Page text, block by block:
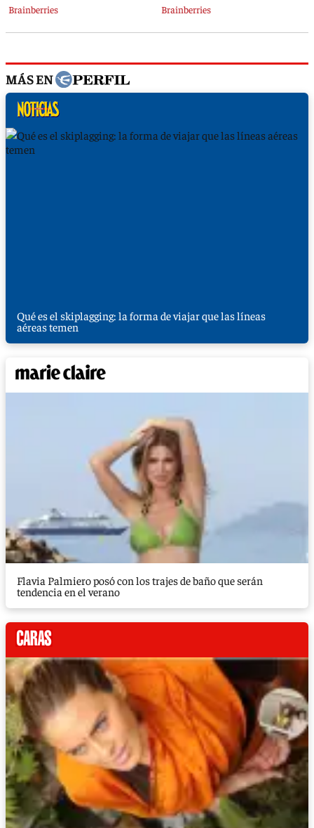
MÁS EN
Qué es el skiplagging: la forma de viajar que las líneas
aéreas temen
Flavia Palmiero posó con los trajes de baño que serán
tendencia en el verano